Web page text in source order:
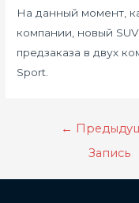
На данный момент,
компании, новый
предзаказа в двух
Sport.
записям
←
Запись